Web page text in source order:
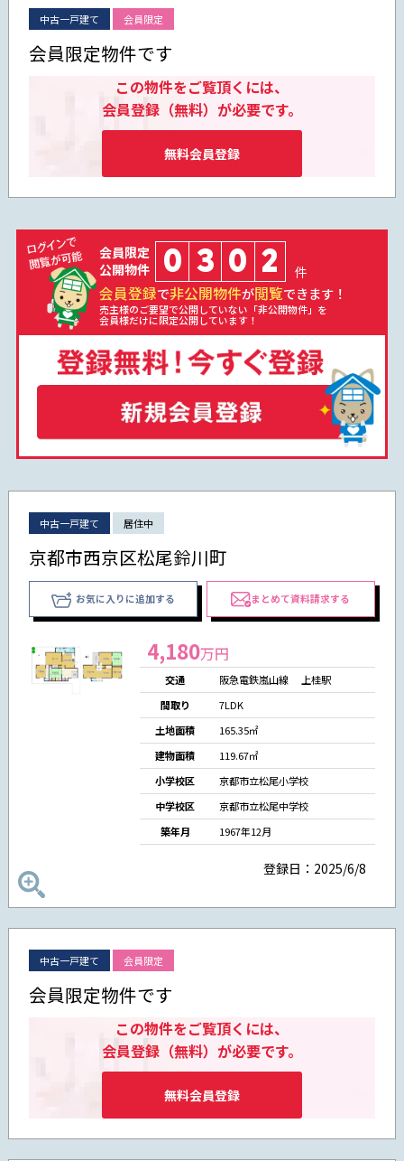
中古一戸建て 会員限定
会員限定物件です
この物件をご覧頂くには、
会員登録（無料）が必要です。
無料会員登録
会員限定
公開物件
0 3 0 2 件
会員登録で非公開物件が閲覧できます！
売主様のご要望で公開していない「非公開物件」を
会員様だけに限定公開しています！
中古一戸建て 居住中
京都市西京区松尾鈴川町
お気に入りに追加する まとめて資料請求する
4,180万円
交通
阪急電鉄嵐山線 上桂駅
間取り
7LDK
土地面積
165.35㎡
建物面積
119.67㎡
小学校区
京都市立松尾小学校
中学校区
京都市立松尾中学校
築年月
1967年12月
登録日：2025/6/8
中古一戸建て 会員限定
会員限定物件です
この物件をご覧頂くには、
会員登録（無料）が必要です。
無料会員登録